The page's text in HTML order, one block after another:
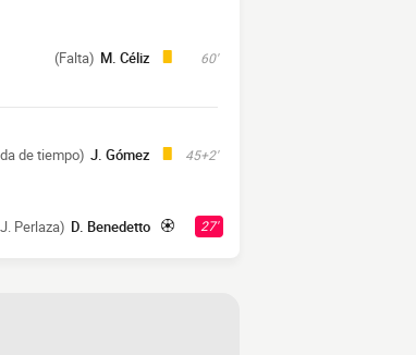
60'
M. Céliz
(Falta)
45+2'
J. Gómez
de tiempo)
27'
D. Benedetto
Perlaza)